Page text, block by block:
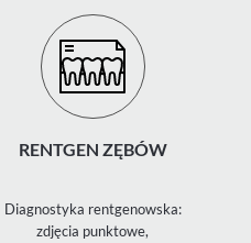
RENTGEN ZĘBÓW
Diagnostyka rentgenowska:
zdjęcia punktowe,